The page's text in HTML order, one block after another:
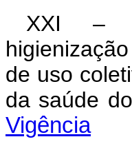
XXI –
de uso
da saúde
Vigência